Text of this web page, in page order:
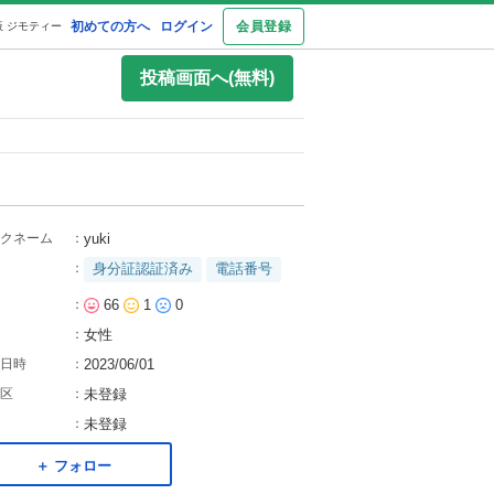
初めての方へ ログイン 会員登録
ジモティー
投稿画面へ(無料)
ネーム ： yuki
： 身分証認証済み 電話番号
： 66 1 0
： 女性
時 ： 2023/06/01
： 未登録
： 未登録
＋ フォロー